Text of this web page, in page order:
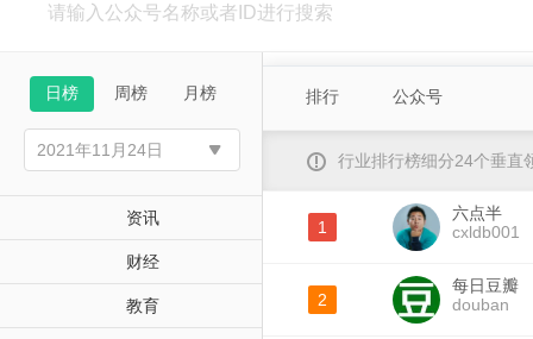
日榜 周榜 月榜
资讯
财经
教育
排行 公众号
行业排行榜细分24个垂直
1
六点半
cxldb001
2
每日豆瓣
douban